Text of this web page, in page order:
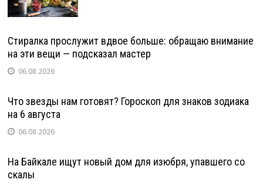
Стиралка прослужит вдвое больше: обращаю внимание
на эти вещи — подсказал мастер
06.08.2026
Что звезды нам готовят? Гороскоп для знаков зодиака
на 6 августа
06.08.2026
На Байкале ищут новый дом для изюбря, упавшего со
скалы